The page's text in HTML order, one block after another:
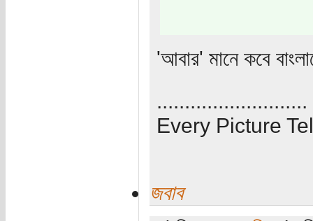
'আবার' মানে কবে
...........................
Every Picture
জবাব